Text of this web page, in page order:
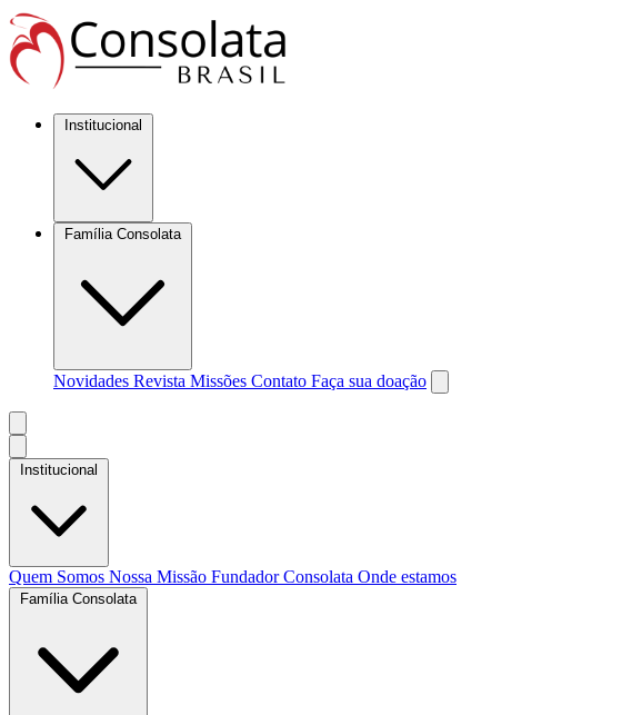
Institucional
Família Consolata
Novidades Revista Missões Contato Faça sua doação
Institucional
Quem Somos Nossa Missão FundadorConsolata Onde estamos
Família Consolata